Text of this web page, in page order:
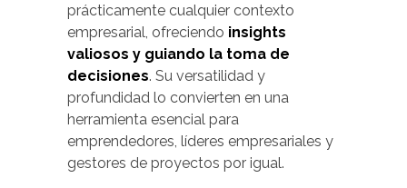
prácticamente cualquier contexto
empresarial, ofreciendo insights
valiosos y guiando la toma de
decisiones. Su versatilidad y
profundidad lo convierten en una
herramienta esencial para
emprendedores, líderes empresariales y
gestores de proyectos por igual.